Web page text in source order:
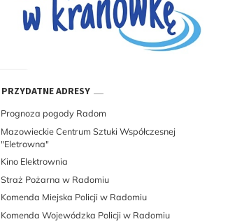
PRZYDATNE ADRESY
Prognoza pogody Radom
Mazowieckie Centrum Sztuki Współczesnej
"Eletrowna"
Kino Elektrownia
Straż Pożarna w Radomiu
Komenda Miejska Policji w Radomiu
Komenda Wojewódzka Policji w Radomiu